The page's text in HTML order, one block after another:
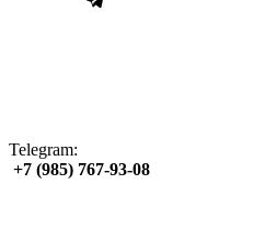
Telegram:
+7 (985) 767‑93‑08